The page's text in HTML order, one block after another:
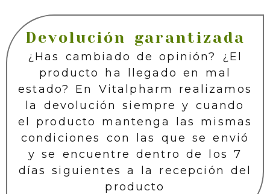
Devolución garantizada
¿Has cambiado de opinión? ¿El
producto ha llegado en mal
estado? En Vitalpharm realizamos
la devolución siempre y cuando
el producto mantenga las mismas
condiciones con las que se envió
y se encuentre dentro de los 7
días siguientes a la recepción del
producto